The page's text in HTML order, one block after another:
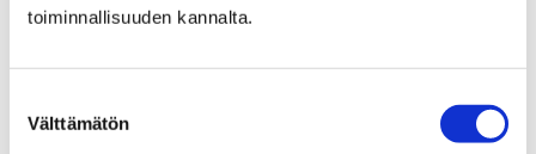
toiminnallisuuden kannalta.
valinta
Välttämätön
Etusivu